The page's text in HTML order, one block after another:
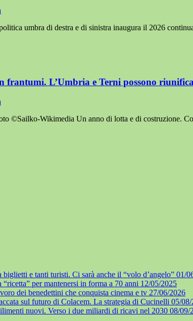
umbra di destra e di sinistra inaugura il 2026
frantumi. L’Umbria e Terni possono
©Sailko-Wikimedia Un anno di lotta e di costruzione.
biglietti e tanti turisti. Ci sarà anche il “volo d’angelo” 01/
per mantenersi in forma a 70 anni 12/05/2025
dei benedettini che conquista cinema e tv 27/06/2026
sul futuro di Colacem. La strategia di Cucinelli 05/
nuovi. Verso i due miliardi di ricavi nel 2030 08/09/